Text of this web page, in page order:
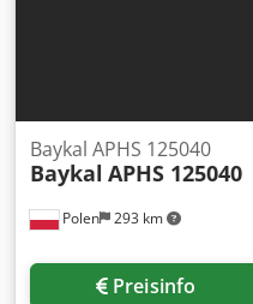
Polen 293 km
Baykal APHS 125040
Baykal APHS 125040
Preisinfo